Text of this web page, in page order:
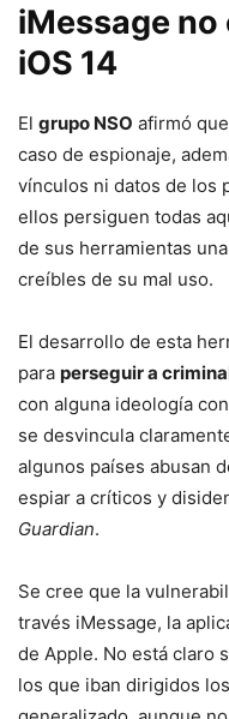
iMessage
iOS 14
El grupo NSO afirmó
caso de espionaje,
vínculos ni datos de los
ellos persiguen todas
de sus herramientas
creíbles de su mal uso.
El desarrollo de esta
para perseguir a
con alguna ideología
se desvincula
algunos países abusan
espiar a críticos y
Guardian.
Se cree que la
través iMessage, la
de Apple. No está claro
los que iban dirigidos